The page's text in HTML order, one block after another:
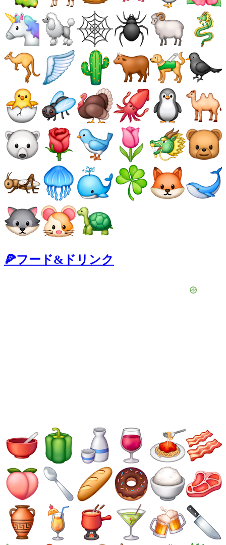
🍕フード&ドリンク